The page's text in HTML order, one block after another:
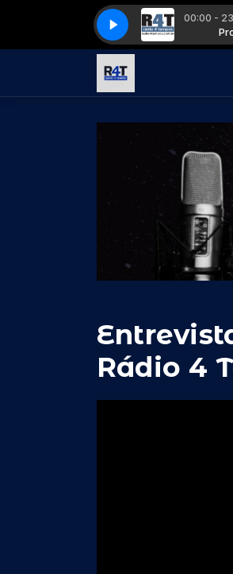
00:00 -
Programação musical
fourstroke015
Rádio 4